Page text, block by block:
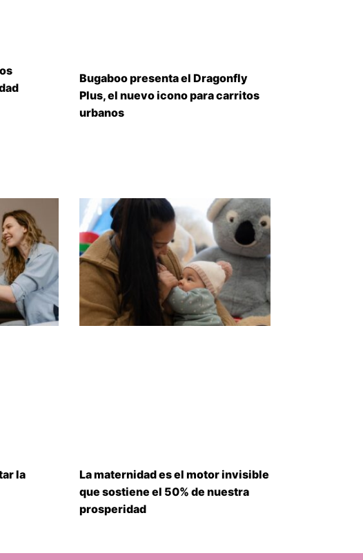
Bugaboo presenta el Dragonfly
Plus, el nuevo icono para carritos
urbanos
la
La maternidad es el motor invisible
que sostiene el 50% de nuestra
prosperidad